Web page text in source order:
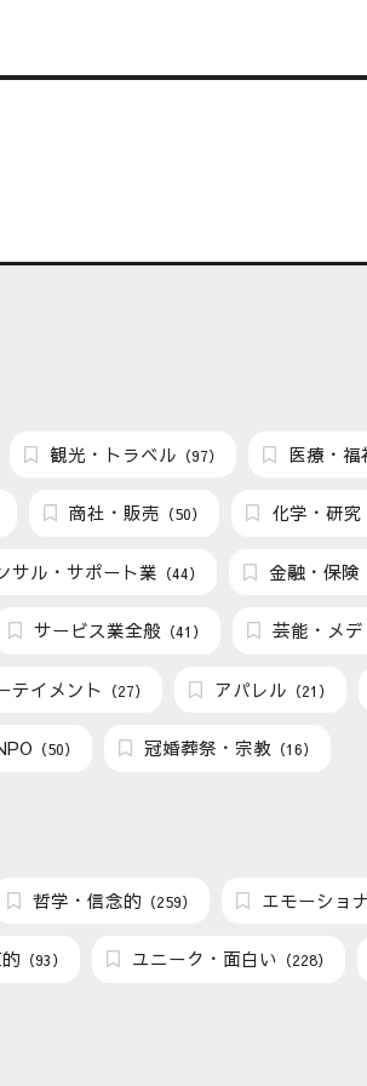
観光・トラベル （97） 医療・福
商社・販売 （50） 化学・研究
サル・サポート業 （44） 金融・保険
サービス業全般 （41） 芸能・メ
テイメント （27） アパレル （21）
（50） 冠婚葬祭・宗教 （16）
哲学・信念的 （259） エモーショ
（93） ユニーク・面白い （228）